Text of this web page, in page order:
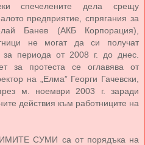
спечелените дела срещу
предприятие, спрягания за
Банев (АКБ Корпорация),
не могат да си получат
за периода от 2008 г. до днес.
за протеста се оглавява от
на „Елма” Георги Гачевски,
м. ноември 2003 г. заради
действия към работниците на
СУМИ са от порядъка на